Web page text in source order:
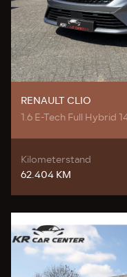
RENAULT CLIO
1.6 E-Tech Full Hybrid
Kilometerstand
62.404 KM